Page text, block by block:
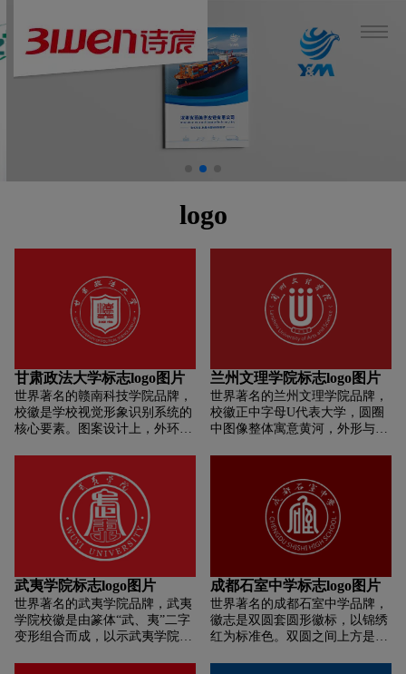
logo
甘肃政法大学标志logo图片
世界著名的赣南科技学院品牌，
校徽是学校视觉形象识别系统的
核心要素。图案设计上，外环正
字的篆体样式“”作为核心元素。
盾牌代表威严与庄重，象征守护
与秩序，采用红色盾牌寓意着甘
法大人政治坚定、恪守规矩，也
体现了学校作为政法类院校的办
学属性。“”代表正直、公平、惩
恶，设计为方形结构体现了法律
规范的刚直公正；“”，象征法
律、法度公平如水；“”，即獬
廌，中国古代传说中的一种独角
兽，作为正义的化身，象征明辨
兰州文理学院标志logo图片
世界著名的兰州文理学院品牌，
校徽正中字母U代表大学，圆圈
中图像整体寓意黄河，外形与兰
武夷学院标志logo图片
世界著名的武夷学院品牌，武夷
学院校徽是由篆体“武、夷”二字
变形组合而成，以示武夷学院所
成都石室中学标志logo图片
世界著名的成都石室中学品牌，
徽志是双圆套圆形徽标，以锦绣
红为标准色。双圆之间上方是校